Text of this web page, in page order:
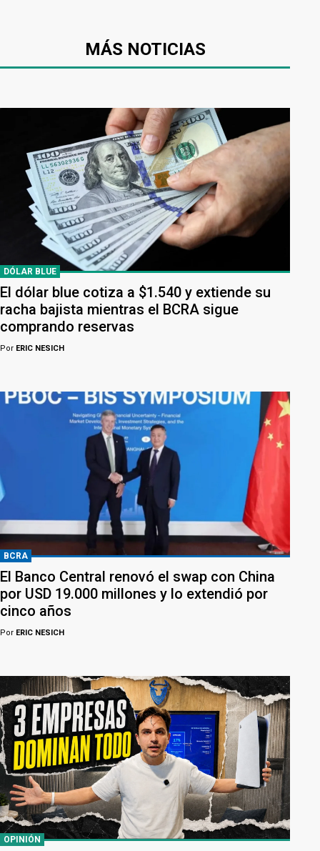
MÁS NOTICIAS
DÓLAR BLUE
El dólar blue cotiza a $1.540 y extiende su
racha bajista mientras el BCRA sigue
comprando reservas
Por ERIC NESICH
BCRA
El Banco Central renovó el swap con China
por USD 19.000 millones y lo extendió por
cinco años
Por ERIC NESICH
OPINIÓN